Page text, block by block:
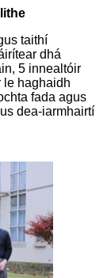
taithí
dhá
5 innealtóir
le haghaidh
fada agus
dea-iarmhairtí